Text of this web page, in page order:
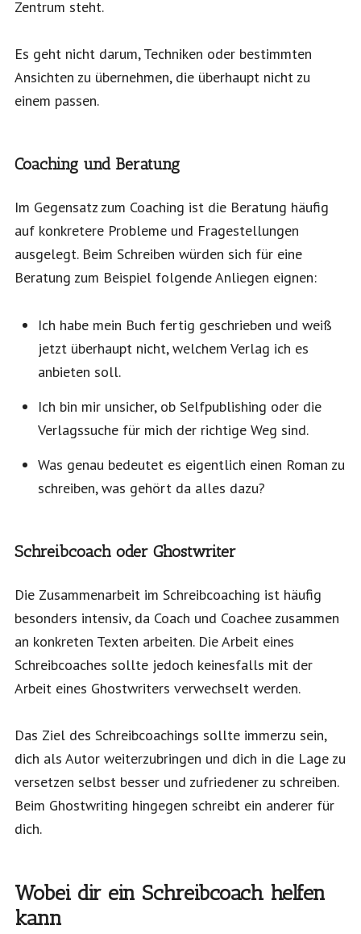
Zentrum steht.
Es geht nicht darum, Techniken oder bestimmten
Ansichten zu übernehmen, die überhaupt nicht zu
einem passen.
Coaching und Beratung
Im Gegensatz zum Coaching ist die Beratung häufig
auf konkretere Probleme und Fragestellungen
ausgelegt. Beim Schreiben würden sich für eine
Beratung zum Beispiel folgende Anliegen eignen:
Ich habe mein Buch fertig geschrieben und weiß
jetzt überhaupt nicht, welchem Verlag ich es
anbieten soll.
Ich bin mir unsicher, ob Selfpublishing oder die
Verlagssuche für mich der richtige Weg sind.
Was genau bedeutet es eigentlich einen Roman zu
schreiben, was gehört da alles dazu?
Schreibcoach oder Ghostwriter
Die Zusammenarbeit im Schreibcoaching ist häufig
besonders intensiv, da Coach und Coachee zusammen
an konkreten Texten arbeiten. Die Arbeit eines
Schreibcoaches sollte jedoch keinesfalls mit der
Arbeit eines Ghostwriters verwechselt werden.
Das Ziel des Schreibcoachings sollte immerzu sein,
dich als Autor weiterzubringen und dich in die Lage zu
versetzen selbst besser und zufriedener zu schreiben.
Beim Ghostwriting hingegen schreibt ein anderer für
dich.
Wobei dir ein Schreibcoach helfen
kann